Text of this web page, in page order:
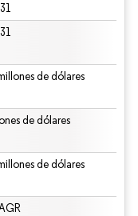
de dólares
de dólares
de dólares